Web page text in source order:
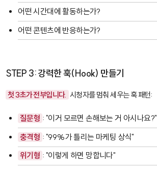
어떤 시간대에 활동하는가?
어떤 콘텐츠에 반응하는가?
STEP 3: 강력한 훅(Hook) 만들기
첫 3초가 전부입니다. 시청자를 멈춰 세우는 훅 패턴:
질문형 : "이거 모르면 손해보는 거 아시나요?"
충격형 : "99%가 틀리는 마케팅 상식"
위기형 : "이렇게 하면 망합니다"